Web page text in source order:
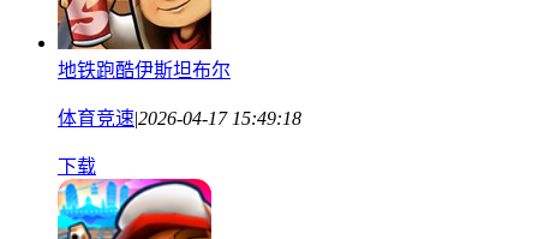
地铁跑酷伊斯坦布尔
体育竞速|2026-04-17 15:49:18
下载